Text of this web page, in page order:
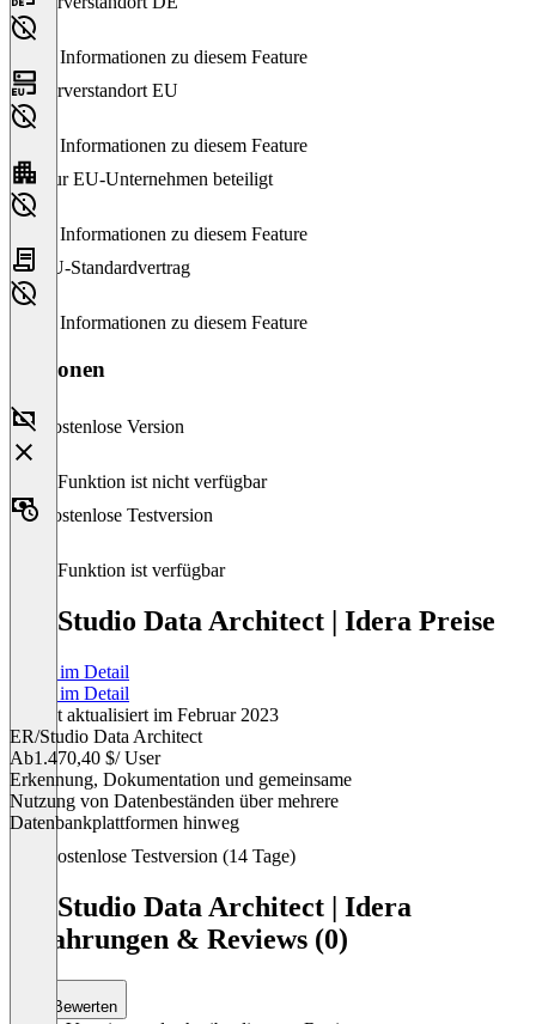
Keine Informationen zu diesem Feature
Serverstandort EU
Keine Informationen zu diesem Feature
Nur EU-Unternehmen beteiligt
Keine Informationen zu diesem Feature
EU-Standardvertrag
Keine Informationen zu diesem Feature
Versionen
Kostenlose Version
Diese Funktion ist nicht verfügbar
Kostenlose Testversion
Diese Funktion ist verfügbar
ER/Studio Data Architect | Idera Preise
Preise im Detail
Preise im Detail
Zuletzt aktualisiert im Februar 2023
ER/Studio Data Architect
Ab1.470,40 $/ User
Erkennung, Dokumentation und gemeinsame
Nutzung von Datenbeständen über mehrere
Datenbankplattformen hinweg
Kostenlose Testversion (14 Tage)
ER/Studio Data Architect | Idera
Erfahrungen & Reviews (0)
Bewerten